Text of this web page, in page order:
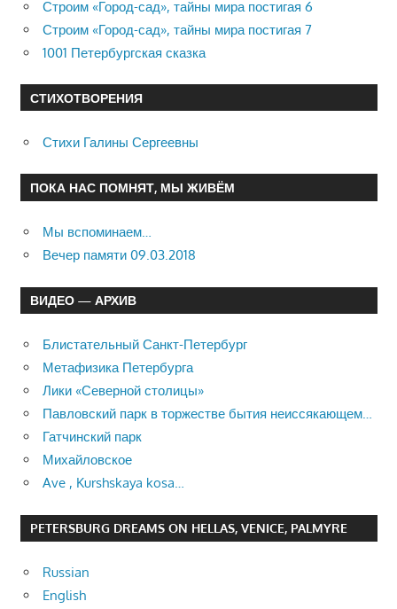
Строим «Город-сад», тайны мира постигая 6
Строим «Город-сад», тайны мира постигая 7
1001 Петербургская сказка
СТИХОТВОРЕНИЯ
Стихи Галины Сергеевны
ПОКА НАС ПОМНЯТ, МЫ ЖИВЁМ
Мы вспоминаем…
Вечер памяти 09.03.2018
ВИДЕО — АРХИВ
Блистательный Санкт-Петербург
Метафизика Петербурга
Лики «Северной столицы»
Павловский парк в торжестве бытия неиссякающем…
Гатчинский парк
Михайловское
Ave , Kurshskaya kosa…
PETERSBURG DREAMS ON HELLAS, VENICE, PALMYRE
Russian
English